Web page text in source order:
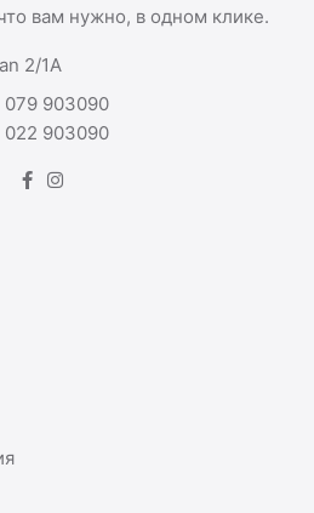
вам нужно, в одном клике.
2/1A
079 903090
022 903090